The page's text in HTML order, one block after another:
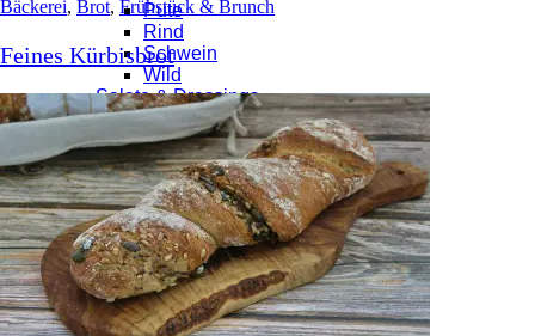
Pute
Rind
Schwein
Wild
Salate & Dressings
Dressings
Salate
Currys, Eintöpfe & Suppen
Currys
Eintöpfe
Suppen
Tapas & Quesadillas
Quesadillas
Tapas
Veggies, Vegan & Vegetarisch
Bäckerei, Brot, Frühstück & Brunch
Feines Kürbisbrot